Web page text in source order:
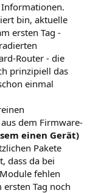
bin, aktuelle
ersten Tag -
Router - die
prinzipiell das
einmal
dem Firmware-
einen Gerät)
Pakete
dass da bei
fehlen
Tag noch